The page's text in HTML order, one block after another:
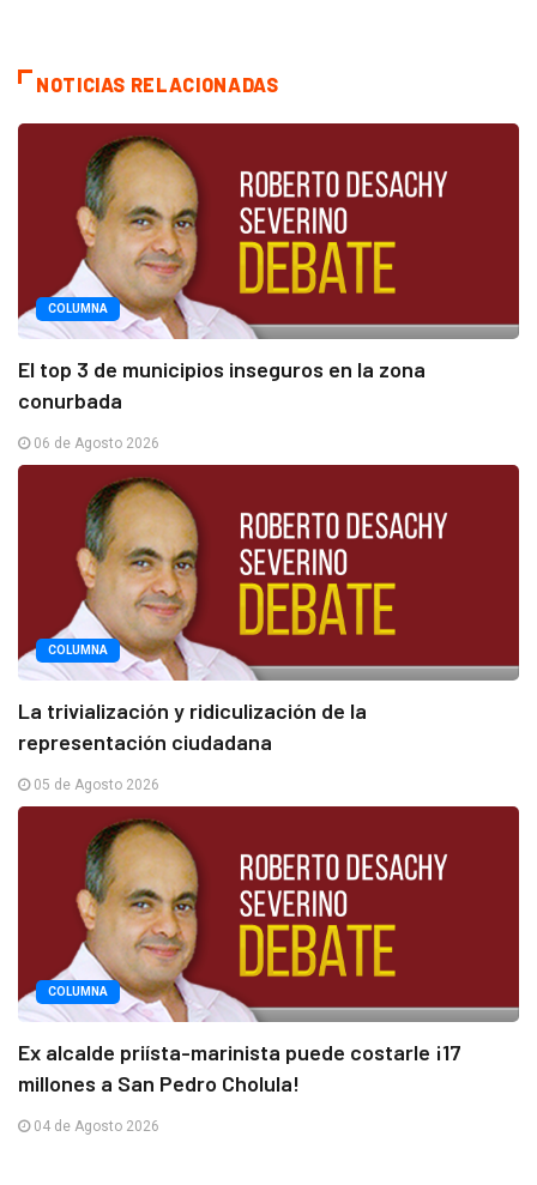
NOTICIAS RELACIONADAS
COLUMNA
El top 3 de municipios inseguros en la zona
conurbada
06 de Agosto 2026
COLUMNA
La trivialización y ridiculización de la
representación ciudadana
05 de Agosto 2026
COLUMNA
Ex alcalde priísta-marinista puede costarle ¡17
millones a San Pedro Cholula!
04 de Agosto 2026